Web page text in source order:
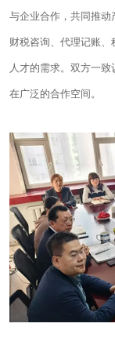
与企业合作，共同推动
财税咨询、 代理记账
人才的需求。双方一
在广泛的合作空间。